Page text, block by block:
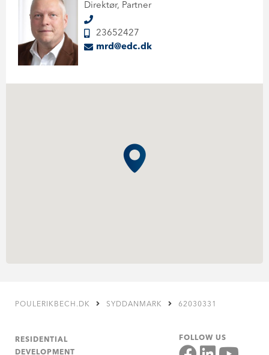
Direktør, Partner
23652427
mrd@edc.dk
POULERIKBECH.DK SYDDANMARK 62030331
RESIDENTIAL
DEVELOPMENT
FOLLOW US